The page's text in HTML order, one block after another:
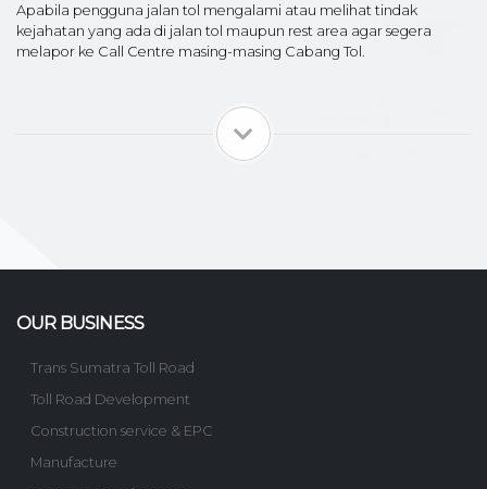
Apabila pengguna jalan tol mengalami atau melihat tindak
kejahatan yang ada di jalan tol maupun rest area agar segera
melapor ke Call Centre masing-masing Cabang Tol.
OUR BUSINESS
Trans Sumatra Toll Road
Toll Road Development
Construction service & EPC
Manufacture